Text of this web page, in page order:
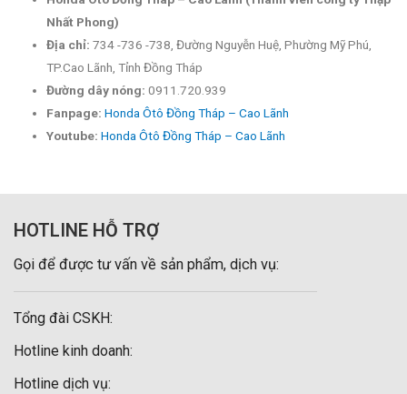
Nhất Phong)
Địa chỉ: 734 -736 -738, Đường Nguyễn Huệ, Phường Mỹ Phú,
TP.Cao Lãnh, Tỉnh Đồng Tháp
Đường dây nóng: 0911.720.939
Fanpage: Honda Ôtô Đồng Tháp – Cao Lãnh
Youtube: Honda Ôtô Đồng Tháp – Cao Lãnh
HOTLINE HỖ TRỢ
Gọi để được tư vấn về sản phẩm, dịch vụ:
Tổng đài CSKH:
Hotline kinh doanh:
Hotline dịch vụ: